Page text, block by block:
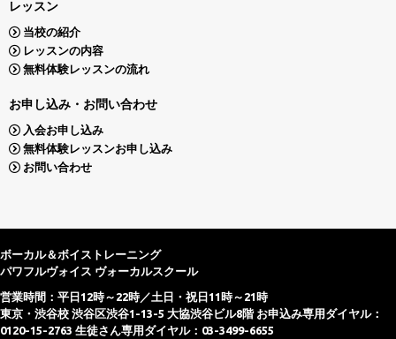
レッスン
当校の紹介
レッスンの内容
無料体験レッスンの流れ
お申し込み・お問い合わせ
入会お申し込み
無料体験レッスンお申し込み
お問い合わせ
ボーカル＆ボイストレーニング
パワフルヴォイス ヴォーカルスクール
営業時間：平日12時～22時／土日・祝日11時～21時
東京・渋谷校 渋谷区渋谷1-13-5 大協渋谷ビル8階 お申込み専用ダイヤル：
0120-15-2763 生徒さん専用ダイヤル：03-3499-6655